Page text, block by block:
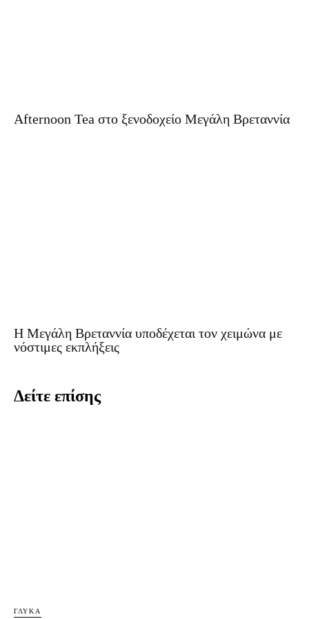
Afternoon Tea στο ξενοδοχείο Μεγάλη Βρεταννία
Η Μεγάλη Βρεταννία υποδέχεται τον χειμώνα με
νόστιμες εκπλήξεις
Δείτε επίσης
ΓΛΥΚΆ